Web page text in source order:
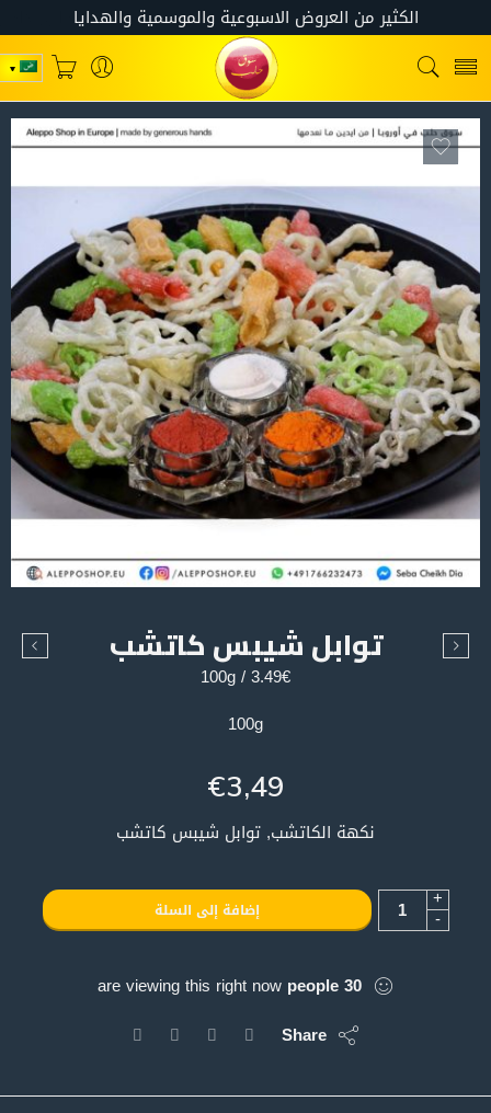
توابل شيبس كاتشب
3.49€ / 100g
100g
€3,49
نكهة الكاتشب, توابل شيبس كاتشب
+
- إضافة إلى السلة
30
people
are viewing this right now
Share